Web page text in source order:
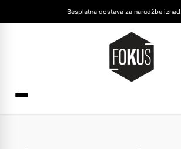
Besplatna dostava za narudžbe